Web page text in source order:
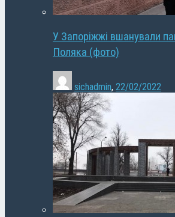
У Запоріжжі вшанували
Поляка (фото)
sichadmin, 22/02/2022